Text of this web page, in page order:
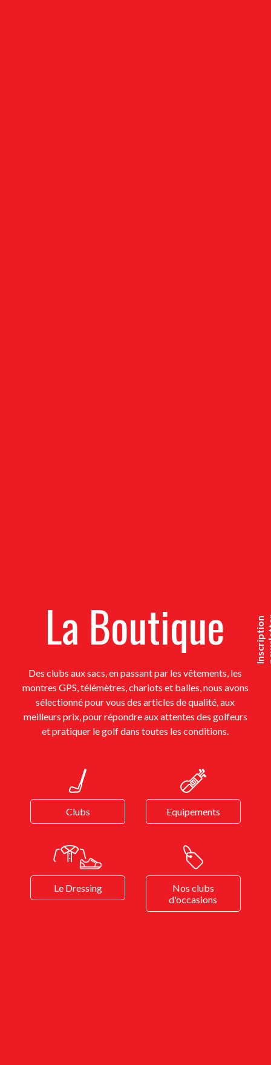
I
n
s
c
r
i
p
t
i
o
n
n
e
w
s
l
e
t
t
e
La Boutique
Des clubs aux sacs, en passant par les vêtements, les
montres GPS, télémètres, chariots et balles, nous avons
sélectionné pour vous des articles de qualité, aux
meilleurs prix, pour répondre aux attentes des golfeurs
et pratiquer le golf dans toutes les conditions.
Clubs Equipements
Le Dressing
Nos clubs
d'occasions